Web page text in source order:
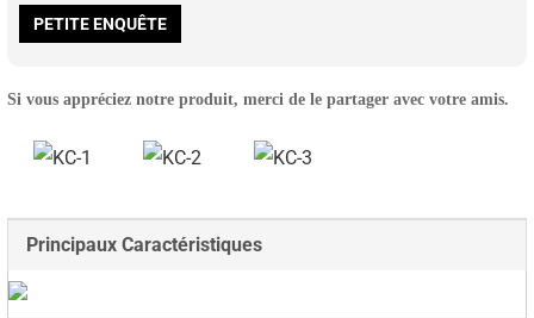
PETITE ENQUÊTE
Si vous appréciez notre produit, merci de le partager avec votre amis.
Principaux Caractéristiques